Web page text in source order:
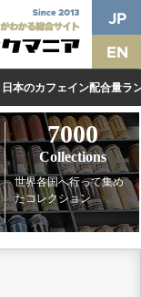
日本のカフェイン配合量ラ
7000
Collections
世界各国へ行って集め
たコレクション